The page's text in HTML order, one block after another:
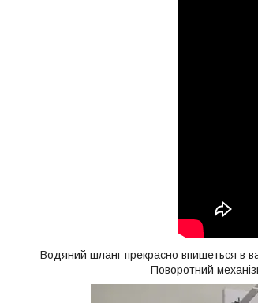
Водяний шланг прекрасно впишеться в
Поворотний